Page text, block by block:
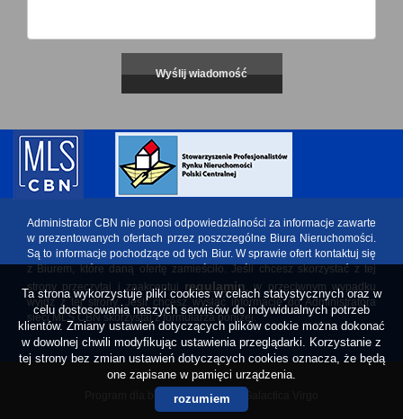
Administrator CBN nie ponosi odpowiedzialności za informacje zawarte
w prezentowanych ofertach przez poszczególne Biura Nieruchomości.
Są to informacje pochodzące od tych Biur. W sprawie ofert kontaktuj się
z Biurem, które daną ofertę zamieściło. Jeśli chcesz skorzystać z tej
strony przeczytaj i zaakceptuj regulamin, w przeciwnym wypadku
wyjdź z tej strony. Jeśli chcesz wysłać informację do Administratora
sieci MLS CBN skorzystaj z formularza poniżej.
Program dla biur nieruchomości
Ta strona wykorzystuje pliki cookies w celach statystycznych oraz w
celu dostosowania naszych serwisów do indywidualnych potrzeb
klientów. Zmiany ustawień dotyczących plików cookie można dokonać
w dowolnej chwili modyfikując ustawienia przeglądarki. Korzystanie z
tej strony bez zmian ustawień dotyczących cookies oznacza, że będą
one zapisane w pamięci urządzenia.
rozumiem